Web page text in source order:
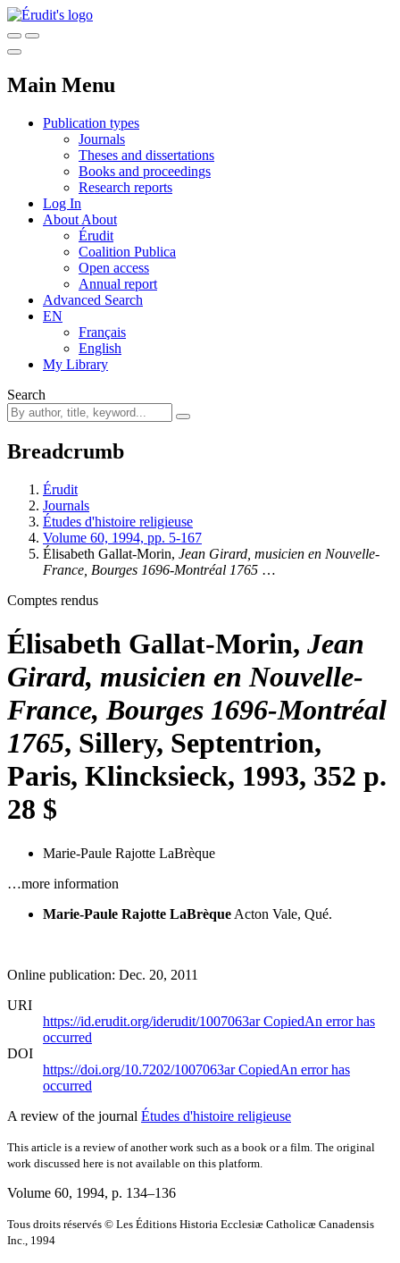
Main Menu
Publication types
Journals
Theses and dissertations
Books and proceedings
Research reports
Log In
About About
Érudit
Coalition Publica
Open access
Annual report
Advanced Search
EN
Français
English
My Library
Search
Breadcrumb
Érudit
Journals
Études d'histoire religieuse
Volume 60, 1994, pp. 5-167
Élisabeth Gallat-Morin, Jean Girard, musicien en Nouvelle-
France, Bourges 1696-Montréal 1765 …
Comptes rendus
Élisabeth Gallat-Morin, Jean
Girard, musicien en Nouvelle-
France, Bourges 1696-Montréal
1765, Sillery, Septentrion,
Paris, Klincksieck, 1993, 352 p.
28 $
Marie-Paule Rajotte LaBrèque
…more information
Marie-Paule Rajotte LaBrèque Acton Vale, Qué.
Online publication: Dec. 20, 2011
URI
https://id.erudit.org/iderudit/1007063arCopiedAn error has
occurred
DOI
https://doi.org/10.7202/1007063arCopiedAn error has
occurred
A review of the journal Études d'histoire religieuse
This article is a review of another work such as a book or a film. The original
work discussed here is not available on this platform.
Volume 60, 1994, p. 134–136
Tous droits réservés © Les Éditions Historia Ecclesiæ Catholicæ Canadensis
Inc., 1994